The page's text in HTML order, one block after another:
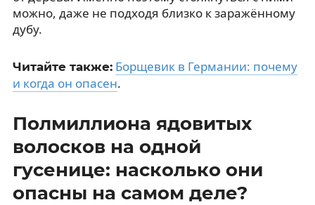
можно, даже не подходя близко к заражённому
дубу.
Читайте также: Борщевик в Германии: почему
и когда он опасен.
Полмиллиона ядовитых
волосков на одной
гусенице: насколько они
опасны на самом деле?